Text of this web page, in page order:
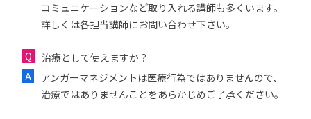
コミュニケーションなど取り入れる講師も多くいます。
詳しくは各担当講師にお問い合わせ下さい。
治療として使えますか？
アンガーマネジメントは医療行為ではありませんので、
治療ではありませんことをあらかじめご了承ください。